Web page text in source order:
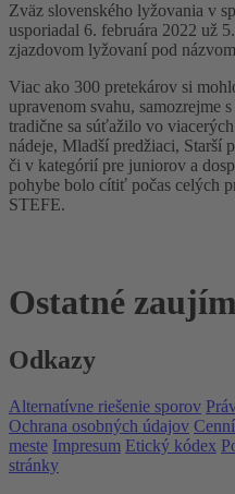
Zväz slovenského lyžovania v
usporiadal 6. februára 2022 už
zjazdovom lyžovaní pod
Viac ako 300 pretekárov si
upravenom svahu, samozrejme
tradične sa súťažilo vo
nádeje, Mladší predžiaci, Starší
či v kategórií pre juniorov a
pohybe bolo cítiť počas celých
STEFE.
Ostatné
Odkazy
Alternatívne riešenie sporov
Ochrana osobných údajov
meste Impresum Etický kódex
stránky